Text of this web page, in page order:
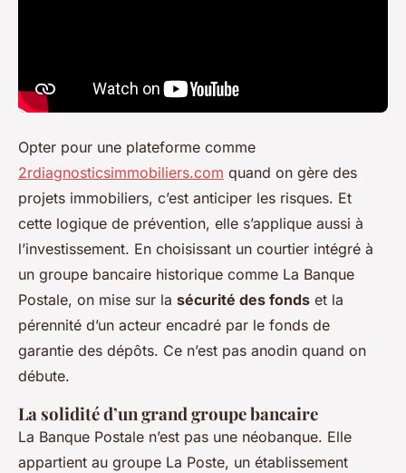
Opter pour une plateforme comme
2rdiagnosticsimmobiliers.com quand on gère des
projets immobiliers, c’est anticiper les risques. Et
cette logique de prévention, elle s’applique aussi à
l’investissement. En choisissant un courtier intégré à
un groupe bancaire historique comme La Banque
Postale, on mise sur la sécurité des fonds et la
pérennité d’un acteur encadré par le fonds de
garantie des dépôts. Ce n’est pas anodin quand on
débute.
La solidité d’un grand groupe bancaire
La Banque Postale n’est pas une néobanque. Elle
appartient au groupe La Poste, un établissement